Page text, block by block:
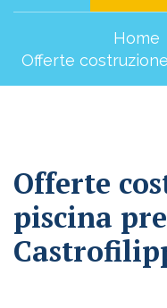
Home
Offerte
Offerte
piscina